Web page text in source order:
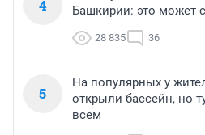
4
Башкирии: это может
28 835 36
5
На популярных у
открыли бассейн, но
всем